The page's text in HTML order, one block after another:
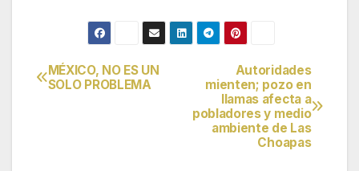
Navegación
Autoridades
mienten; pozo en
llamas afecta a
pobladores y medio
ambiente de Las
Choapas
MÉXICO, NO ES UN
SOLO PROBLEMA